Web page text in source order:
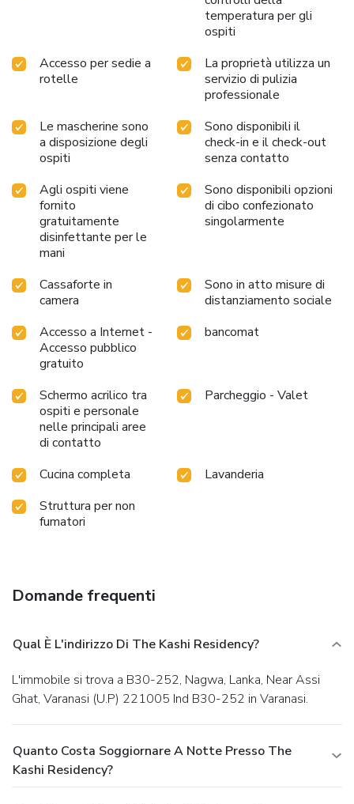
furnished environment for relaxation. A delightful breakfast
is the perfect way to begin your day, and at The Kashi
Residency, you can always indulge in a scrumptious meal
on-site. All adore a delightful cup of coffee! An on-site
coffee shop ensures you can relish a cup of authentic,
freshly-brewed coffee every morning -- or whenever you
hunger! On-site eateries offer delicious and accessible meal
choices. At The Kashi Residency, experience the ease of
having groceries brought straight to your accommodation
through their efficient service. License Number(s): The
Kashi Residency
temperatura per gli
ospiti
Accesso per sedie a
rotelle
La proprietà utilizza un
servizio di pulizia
professionale
Le mascherine sono
a disposizione degli
ospiti
Sono disponibili il
check-in e il check-out
senza contatto
Agli ospiti viene
fornito
gratuitamente
disinfettante per le
mani
Sono disponibili opzioni
di cibo confezionato
singolarmente
Cassaforte in
camera
Sono in atto misure di
distanziamento sociale
Accesso a Internet -
Accesso pubblico
gratuito
bancomat
Schermo acrilico tra
ospiti e personale
nelle principali aree
di contatto
Parcheggio - Valet
Cucina completa
Lavanderia
Struttura per non
fumatori
Domande frequenti
Qual È L'indirizzo Di The Kashi Residency?
L'immobile si trova a B30-252, Nagwa, Lanka, Near Assi
Ghat, Varanasi (U.P) 221005 Ind B30-252 in Varanasi.
Quanto Costa Soggiornare A Notte Presso The
Kashi Residency?